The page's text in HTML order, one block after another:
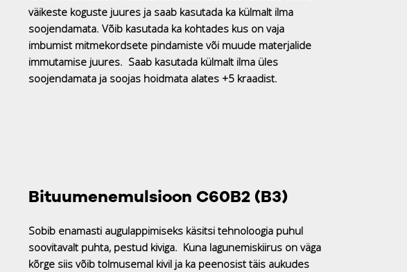
väikeste koguste juures ja saab kasutada ka külmalt ilma
soojendamata. Võib kasutada ka kohtades kus on vaja
imbumist mitmekordsete pindamiste või muude materjalide
immutamise juures. Saab kasutada külmalt ilma üles
soojendamata ja soojas hoidmata alates +5 kraadist.
Bituumenemulsioon C60B2 (B3)
Sobib enamasti augulappimiseks käsitsi tehnoloogia puhul
soovitavalt puhta, pestud kiviga. Kuna lagunemiskiirus on väga
kõrge siis võib tolmusemal kivil ja ka peenosist täis aukudes